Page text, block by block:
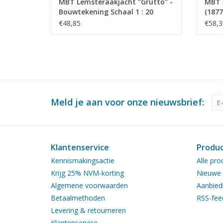
Bouwtekening Schaal 1 : 20
(10.06.009)
€48,85
15
Meld je aan voor onze nieuwsbrief:
Klantenservice
Kennismakingsactie
Krijg 25% NVM-korting
Algemene voorwaarden
Betaalmethoden
Levering & retourneren
Alle
RSS-